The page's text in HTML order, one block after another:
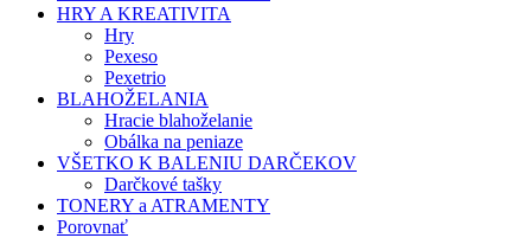
HRY A KREATIVITA
Hry
Pexeso
Pexetrio
BLAHOŽELANIA
Hracie blahoželanie
Obálka na peniaze
VŠETKO K BALENIU DARČEKOV
Darčkové tašky
TONERY a ATRAMENTY
Porovnať